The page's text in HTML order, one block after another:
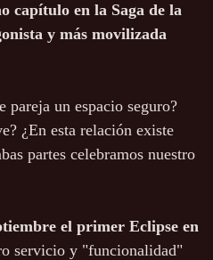
capítulo en la Saga de la
y más movilizada
pareja un espacio seguro?
¿En esta relación existe
partes celebramos nuestro
el primer Eclipse en
servicio y "funcionalidad"